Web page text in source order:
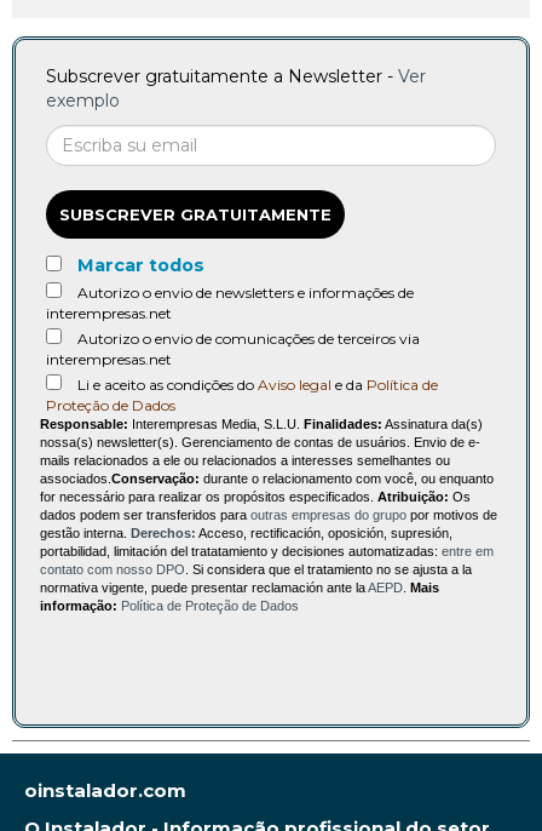
Subscrever gratuitamente a Newsletter - Ver
exemplo
SUBSCREVER GRATUITAMENTE
Marcar todos
Autorizo o envio de newsletters e informações de
interempresas.net
Autorizo o envio de comunicações de terceiros via
interempresas.net
Li e aceito as condições do Aviso legal e da Política de
Proteção de Dados
Responsable: Interempresas Media, S.L.U. Finalidades: Assinatura da(s)
nossa(s) newsletter(s). Gerenciamento de contas de usuários. Envio de e-
mails relacionados a ele ou relacionados a interesses semelhantes ou
associados. Conservação: durante o relacionamento com você, ou enquanto
for necessário para realizar os propósitos especificados. Atribuição: Os
dados podem ser transferidos para outras empresas do grupo por motivos de
gestão interna. Derechos: Acceso, rectificación, oposición, supresión,
portabilidad, limitación del tratatamiento y decisiones automatizadas: entre em
contato com nosso DPO . Si considera que el tratamiento no se ajusta a la
normativa vigente, puede presentar reclamación ante laAEPD Mais
informação: Política de Proteção de Dados
oinstalador.com